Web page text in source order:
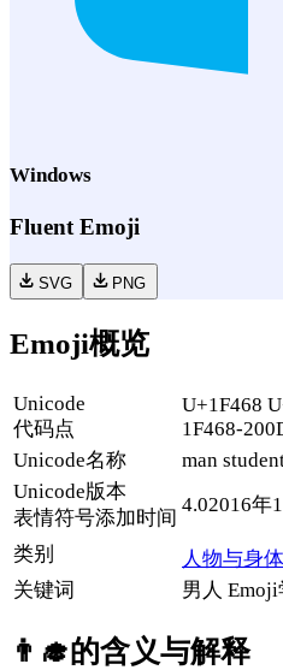
Windows
Fluent Emoji
SVG PNG
Emoji概览
Unicode
代码点
U+1F468
1F468-
Unicode名称
man
Unicode版本
表情符号添加时间
4.02016年
类别 人物与身体
关键词
男人 Emoji
👨‍🎓的含义与解释